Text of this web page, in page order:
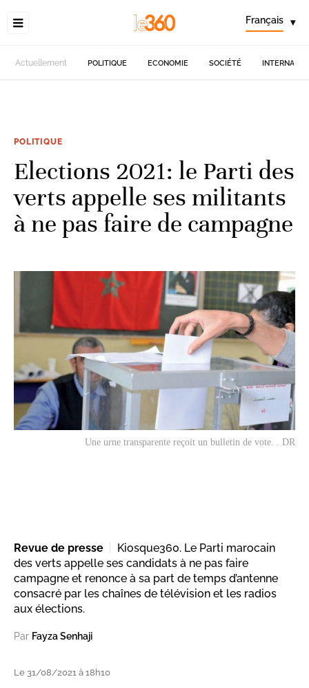
Français ▾
Actuellement POLITIQUE ECONOMIE SOCIÉTÉ
POLITIQUE
Elections 2021: le Parti des
verts appelle ses militants
à ne pas faire de campagne
Une urne transparente reçoit un bulletin de vote. . DR
Revue de presse
Kiosque360. Le Parti marocain
des verts appelle ses candidats à ne pas faire
campagne et renonce à sa part de temps d’antenne
consacré par les chaînes de télévision et les radios
aux élections.
Par Fayza Senhaji
Le 31/08/2021 à 18h10